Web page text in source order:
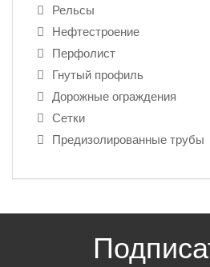
Рельсы
Нефтестроение
Перфолист
Гнутый профиль
Дорожные ограждения
Сетки
Предизолированные трубы